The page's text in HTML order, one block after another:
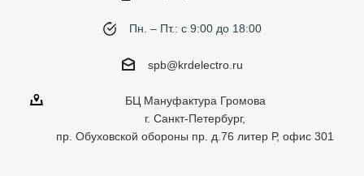
Пн. – Пт.: с 9:00 до 18:00
spb@krdelectro.ru
БЦ Мануфактура Громова
г. Санкт-Петербург,
пр. Обуховской обороны пр. д.76 литер Р, офис 301